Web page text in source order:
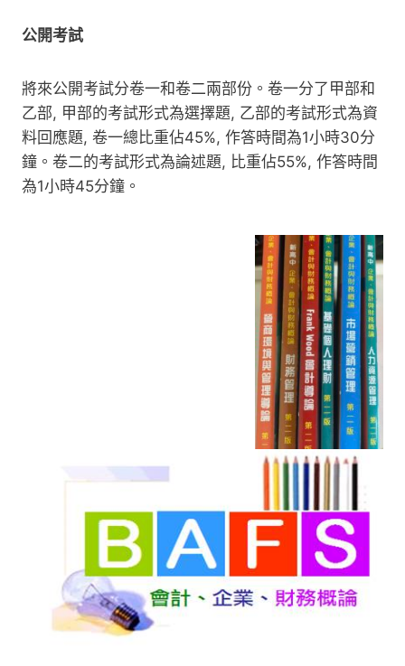
公開考試
將來公開考試分卷一和卷二兩部份。卷一分了甲部和
乙部, 甲部的考試形式為選擇題, 乙部的考試形式為資
料回應題, 卷一總比重佔45%, 作答時間為1小時30分
鐘。卷二的考試形式為論述題, 比重佔55%, 作答時間
為1小時45分鐘。